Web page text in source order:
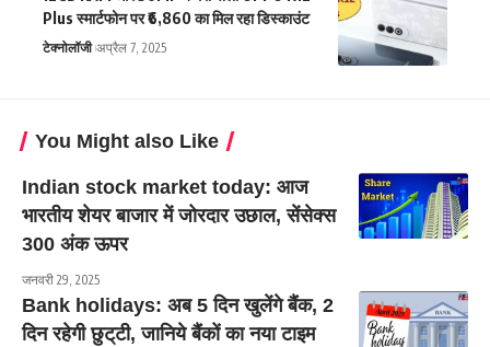
Plus स्मार्टफोन पर ₹6,860 का मिल रहा डिस्काउंट
टेक्नोलॉजी अप्रैल 7, 2025
You Might also Like
Indian stock market today: आज
भारतीय शेयर बाजार में जोरदार उछाल, सेंसेक्स
300 अंक ऊपर
जनवरी 29, 2025
Bank holidays: अब 5 दिन खुलेंगे बैंक, 2
दिन रहेगी छुट्‌टी, जानिये बैंकों का नया टाइम